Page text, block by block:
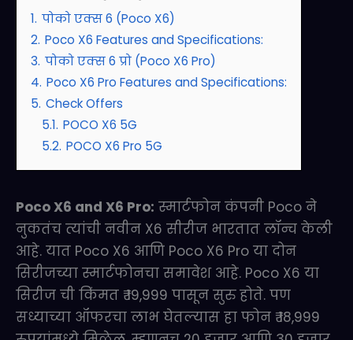
1. पोको एक्स 6 (Poco X6)
2. Poco X6 Features and Specifications:
3. पोको एक्स 6 प्रो (Poco X6 Pro)
4. Poco X6 Pro Features and Specifications:
5. Check Offers
5.1. POCO X6 5G
5.2. POCO X6 Pro 5G
Poco X6 and X6 Pro: स्मार्टफोन कंपनी Poco ने
नुकतंच त्यांची नवीन X6 सीरीज भारतात लॉन्च केली
आहे. यात Poco X6 आणि Poco X6 Pro या दोन
सिरीजच्या स्मार्टफोनचा समावेश आहे. Poco X6 या
सिरीज ची किंमत ₹ 19,999 पासून सुरु होते. पण
सध्याच्या ऑफरचा लाभ घेतल्यास हा फोन ₹ 18,999